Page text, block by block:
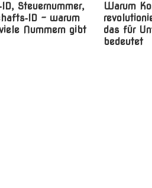
Steuernummer,
– warum
Nummern gibt
Warum
das für
bedeutet